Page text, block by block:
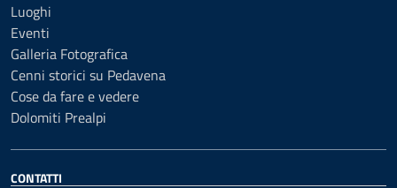
Luoghi
Eventi
Galleria Fotografica
Cenni storici su Pedavena
Cose da fare e vedere
Dolomiti Prealpi
CONTATTI